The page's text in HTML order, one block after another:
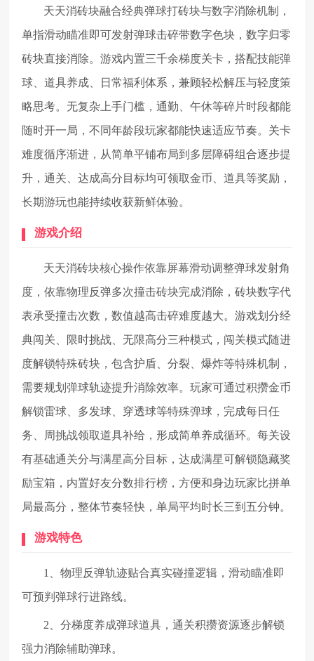
天天消砖块融合经典弹球打砖块与数字消除机制，
单指滑动瞄准即可发射弹球击碎带数字色块，数字归零
砖块直接消除。游戏内置三千余梯度关卡，搭配技能弹
球、道具养成、日常福利体系，兼顾轻松解压与轻度策
略思考。无复杂上手门槛，通勤、午休等碎片时段都能
随时开一局，不同年龄段玩家都能快速适应节奏。关卡
难度循序渐进，从简单平铺布局到多层障碍组合逐步提
升，通关、达成高分目标均可领取金币、道具等奖励，
长期游玩也能持续收获新鲜体验。
游戏介绍
天天消砖块核心操作依靠屏幕滑动调整弹球发射角
度，依靠物理反弹多次撞击砖块完成消除，砖块数字代
表承受撞击次数，数值越高击碎难度越大。游戏划分经
典闯关、限时挑战、无限高分三种模式，闯关模式随进
度解锁特殊砖块，包含护盾、分裂、爆炸等特殊机制，
需要规划弹球轨迹提升消除效率。玩家可通过积攒金币
解锁雷球、多发球、穿透球等特殊弹球，完成每日任
务、周挑战领取道具补给，形成简单养成循环。每关设
有基础通关分与满星高分目标，达成满星可解锁隐藏奖
励宝箱，内置好友分数排行榜，方便和身边玩家比拼单
局最高分，整体节奏轻快，单局平均时长三到五分钟。
游戏特色
1、物理反弹轨迹贴合真实碰撞逻辑，滑动瞄准即
可预判弹球行进路线。
2、分梯度养成弹球道具，通关积攒资源逐步解锁
强力消除辅助弹球。